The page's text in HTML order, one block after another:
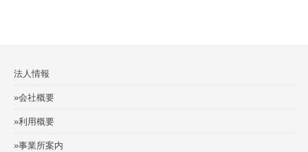
法人情報
»会社概要
»利用概要
»事業所案内